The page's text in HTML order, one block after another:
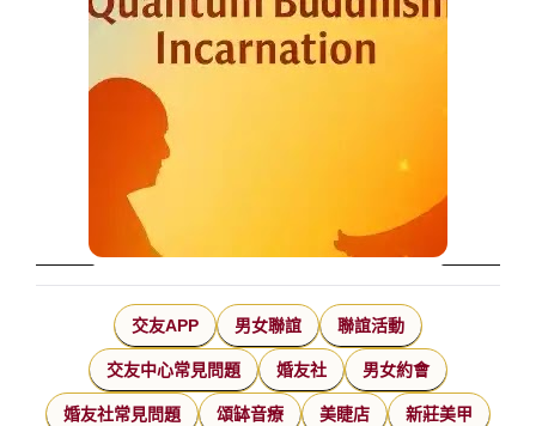
交友APP 男女聯誼 聯誼活動
交友中心常見問題 婚友社 男女約會
婚友社常見問題 頌缽音療 美睫店 新莊美甲